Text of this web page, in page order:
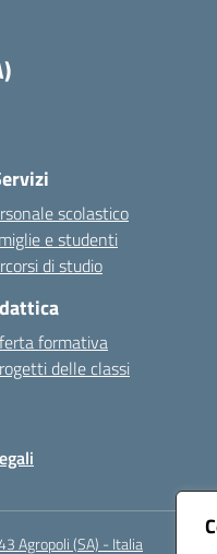
scolastico
e studenti
di studio
formativa
delle classi
Agropoli (SA) - Italia